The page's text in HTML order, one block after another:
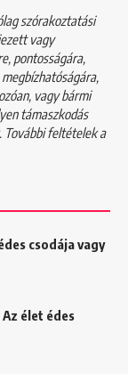
szórakoztatási
vagy
pontosságára,
vagy bármi
támaszkodás
További feltételek a
csodája vagy
élet édes